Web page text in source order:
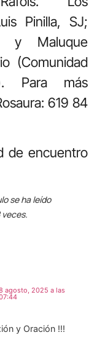
Pinilla, SJ;
y Maluque
(Comunidad
Para más
619 84
de encuentro
se ha leído
veces.
agosto, 2025 a las
y Oración !!!